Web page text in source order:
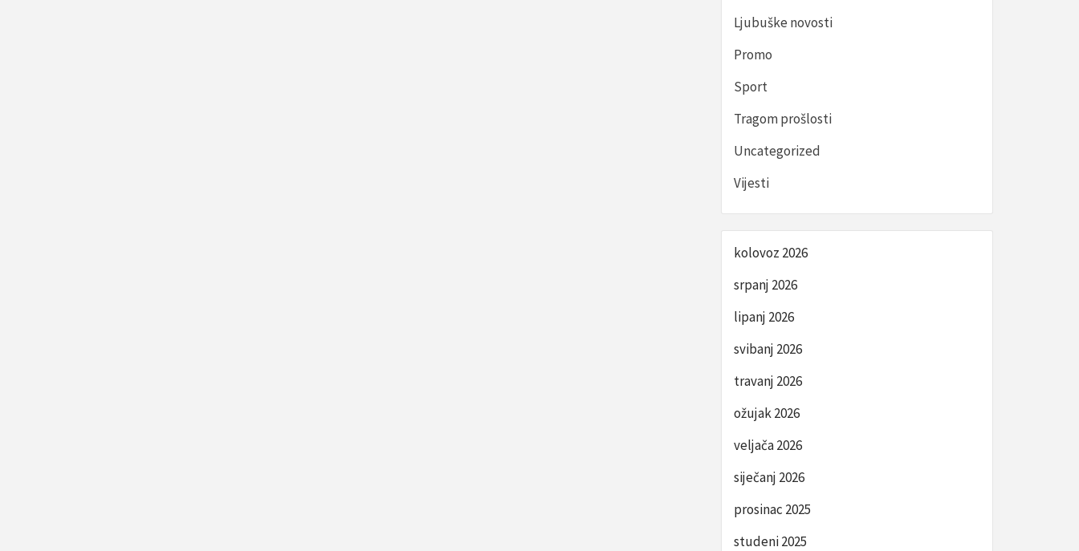
Ljubuške novosti
Promo
Sport
Tragom prošlosti
Uncategorized
Vijesti
kolovoz 2026
srpanj 2026
lipanj 2026
svibanj 2026
travanj 2026
ožujak 2026
veljača 2026
siječanj 2026
prosinac 2025
studeni 2025